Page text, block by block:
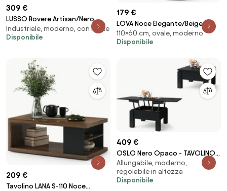
309 €
LUSSO Rovere Artisan/Nero
Opaco - MODERNO TAVOLINO
CON PIANO SOLLEVABILE +
(CON ROTELLE!)
Industriale, moderno, con ruote
Disponibile
179 €
LOVA Noce Elegante/Beige
Taupe – TAVOLINO OVALE 110x60
cm TAVOLINO DA CAFFÈ
110×60 cm, ovale, moderno
Disponibile
209 €
Tavolino LANA S-110 Noce
409 €
OSLO Nero Opaco - TAVOLINO
TRASFORMABILE SALVASPAZIO
ALZABILE E ALLUNGABILE TAVOLO
Allungabile, moderno,
regolabile in altezza
Disponibile